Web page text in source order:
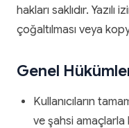
hakları saklıdır.
çoğaltılması veya
Genel
Kullanıcıların
ve şahsi amaçlarla